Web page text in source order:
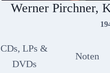
Werner Pirchner,
CDs, LPs &
DVDs
Noten